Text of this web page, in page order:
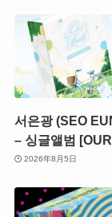
서은광 (SEO
– 싱글앨범
2026年8月5日